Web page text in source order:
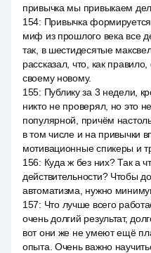
привычка мы привыкаем
154: Привычка
миф из прошлого века все
так, в шестидесятые
рассказал, что, как
своему новому.
155: Публику за 3 недели,
никто не проверял, но это
популярной, причём
в том числе и на привычки
мотивационные спикеры и
156: Куда ж без них? Так а
действительности? Чтобы
автоматизма, нужно
157: Что лучше всего
очень долгий результат,
вот они же не умеют ещё
опыта. Очень важно